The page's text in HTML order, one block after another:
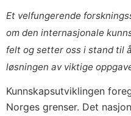
Et velfungerende
om den internasjonale
felt og setter oss i stand til
løsningen av viktige
Kunnskapsutviklingen
Norges grenser. Det